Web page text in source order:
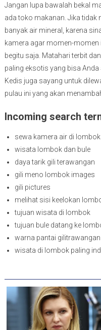
Jangan lupa bawalah bekal
ada toko makanan. Jika tidak
banyak air mineral, karena
kamera agar momen-momen
begitu saja. Matahari terbit
paling eksotis yang bisa
Kedis juga sayang untuk
pulau ini yang akan
Incoming search
sewa kamera air di lombok
wisata lombok dan bule
daya tarik gili terawangan
gili meno lombok images
gili pictures
melihat sisi keelokan
tujuan wisata di lombok
tujuan bule datang ke
warna pantai
wisata di lombok paling